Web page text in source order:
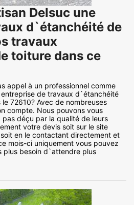
Delsuc une
d`étanchéité de
travaux
toiture dans ce
appel à un professionnel comme
de travaux d`étanchéité
72610? Avec de nombreuses
compte. Nous pouvons vous
déçu par la qualité de leurs
votre devis soit sur le site
en le contactant directement et
mois-ci uniquement vous pouvez
plus besoin d`attendre plus